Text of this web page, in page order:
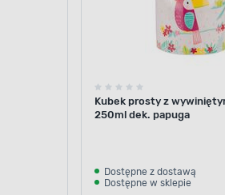
Kubek prosty z
250ml dek. papuga
Dostępne z dostawą
Dostępne w sklepie